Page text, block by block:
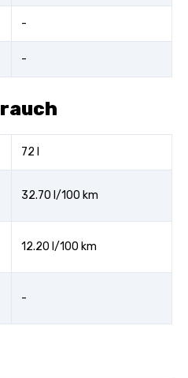
-
-
72 l
32.70 l/100 km
12.20 l/100 km
-